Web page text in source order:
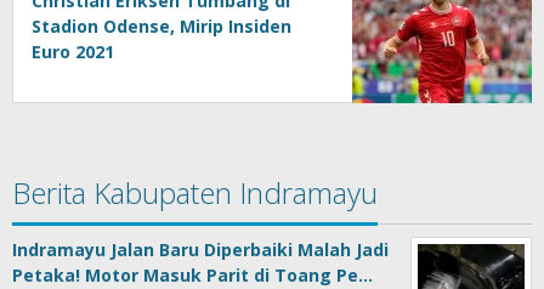
Stadion Odense, Mirip Insiden
Euro 2021
Berita Kabupaten Indramayu
Indramayu Jalan Baru Diperbaiki Malah Jadi
Petaka! Motor Masuk Parit di Toang Pe…